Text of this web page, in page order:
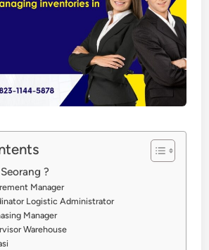
?
Manager
Logistic Administrator
Manager
Warehouse